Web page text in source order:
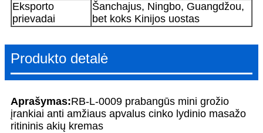
Eksporto
prievadai
Šanchajus, Ningbo, Guangdžou,
bet koks Kinijos uostas
Produkto detalė
Aprašymas:RB-L-0009 prabangūs mini grožio
įrankiai anti amžiaus apvalus cinko lydinio masažo
ritininis akių kremas